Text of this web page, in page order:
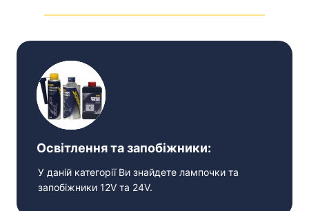
Освітлення та запобіжники:
У даній категорії Ви знайдете лампочки та
запобіжники 12V та 24V.